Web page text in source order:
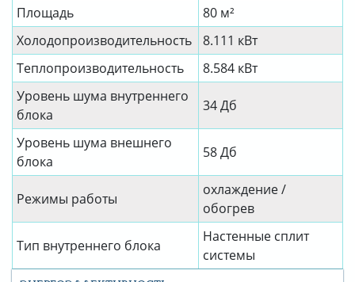
Площадь
80 м²
Холодопроизводительность
8.111 кВт
Теплопроизводительность
8.584 кВт
Уровень шума внутреннего
блока
34 Дб
Уровень шума внешнего
блока
58 Дб
Режимы работы
охлаждение /
обогрев
Тип внутреннего блока
Настенные сплит
системы